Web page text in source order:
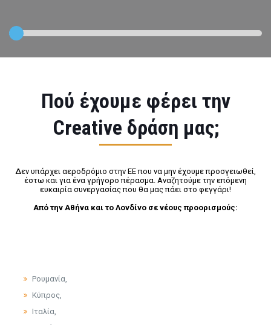
Πού έχουμε φέρει την
Creative δράση μας;
Δεν υπάρχει αεροδρόμιο στην ΕΕ που να μην έχουμε προσγειωθεί,
έστω και για ένα γρήγορο πέρασμα. Αναζητούμε την επόμενη
ευκαιρία συνεργασίας που θα μας πάει στο φεγγάρι!
Από την Αθήνα και το Λονδίνο σε νέους προορισμούς:
Ρουμανία,
Κύπρος,
Ιταλία,